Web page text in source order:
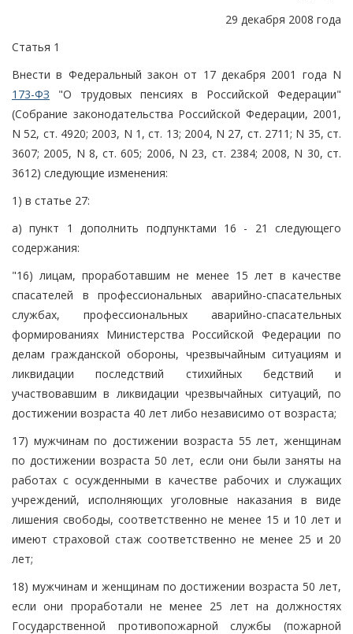
29 декабря 2008 года
Статья 1
Внести в Федеральный закон от 17 декабря 2001 года N
173-ФЗ "О трудовых пенсиях в Российской Федерации"
(Собрание законодательства Российской Федерации, 2001,
N 52, ст. 4920; 2003, N 1, ст. 13; 2004, N 27, ст. 2711; N 35, ст.
3607; 2005, N 8, ст. 605; 2006, N 23, ст. 2384; 2008, N 30, ст.
3612) следующие изменения:
1) в статье 27:
а) пункт 1 дополнить подпунктами 16 - 21 следующего
содержания:
"16) лицам, проработавшим не менее 15 лет в качестве
спасателей в профессиональных аварийно-спасательных
службах, профессиональных аварийно-спасательных
формированиях Министерства Российской Федерации по
делам гражданской обороны, чрезвычайным ситуациям и
ликвидации последствий стихийных бедствий и
участвовавшим в ликвидации чрезвычайных ситуаций, по
достижении возраста 40 лет либо независимо от возраста;
17) мужчинам по достижении возраста 55 лет, женщинам
по достижении возраста 50 лет, если они были заняты на
работах с осужденными в качестве рабочих и служащих
учреждений, исполняющих уголовные наказания в виде
лишения свободы, соответственно не менее 15 и 10 лет и
имеют страховой стаж соответственно не менее 25 и 20
лет;
18) мужчинам и женщинам по достижении возраста 50 лет,
если они проработали не менее 25 лет на должностях
Государственной противопожарной службы (пожарной